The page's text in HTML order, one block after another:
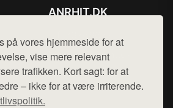
på vores hjemmeside for at
vise mere relevant
trafikken. Kort sagt: for at
– ikke for at være irriterende.
ANRHIT.DK
Mail: hej@want.dk
Cookie- og privatlivspolitik